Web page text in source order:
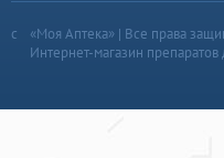
«Моя Аптека» | Все права
Интернет-магазин